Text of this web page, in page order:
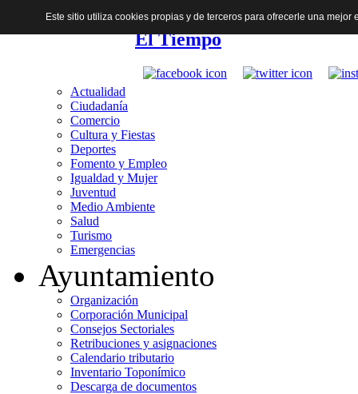
El Tiempo
Actualidad
Ciudadanía
Comercio
Cultura y Fiestas
Deportes
Fomento y Empleo
Igualdad y Mujer
Juventud
Medio Ambiente
Salud
Turismo
Emergencias
Ayuntamiento
Organización
Corporación Municipal
Consejos Sectoriales
Retribuciones y asignaciones
Calendario tributario
Inventario Toponímico
Descarga de documentos
Este sitio utiliza cookies propias y de terceros para ofrecerle una